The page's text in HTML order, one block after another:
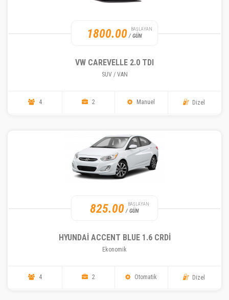
1800.00 BAŞLAYAN
/ GÜN
VW CAREVELLE 2.0 TDI
SUV / VAN
4 2 Manuel Dizel
825.00 BAŞLAYAN
/ GÜN
HYUNDAI ACCENT BLUE 1.6 CRDI
Ekonomik
4 2 Otomatik Dizel